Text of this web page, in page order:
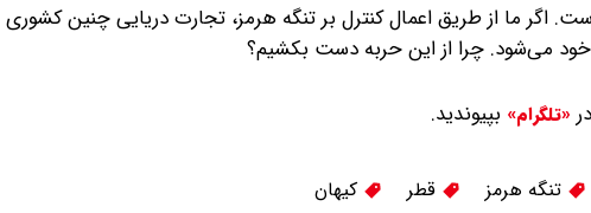
از قطر حدود 7 میلیارد دلار است. اگر ما از طریق اعمال کنترل بر تنگه هرمز، تجارت دریایی چنین
می‌شود. چرا از این حربه دست بکشیم؟
«تلگرام» بپیوندید.
تنگه هرمز قطر کیهان